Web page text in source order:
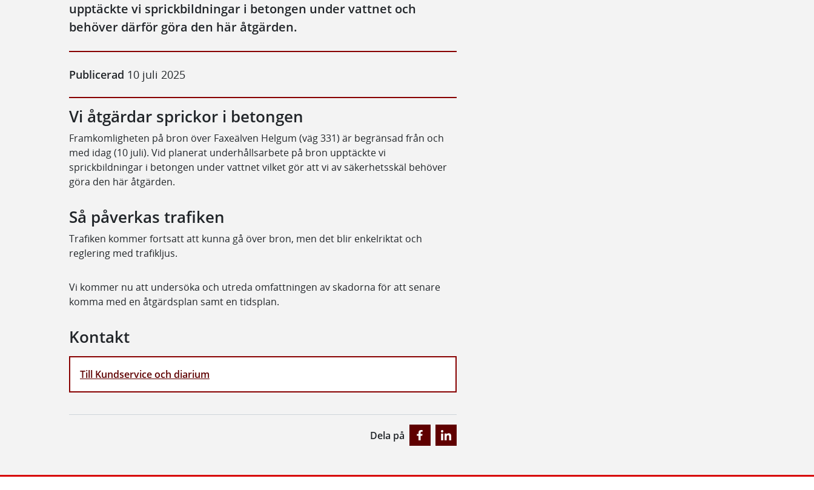
upptäckte vi sprickbildningar i betongen under vattnet och
behöver därför göra den här åtgärden.
Publicerad 10 juli 2025
Vi åtgärdar sprickor i betongen
Framkomligheten på bron över Faxeälven Helgum (väg 331) är begränsad från och
med idag (10 juli). Vid planerat underhållsarbete på bron upptäckte vi
sprickbildningar i betongen under vattnet vilket gör att vi av säkerhetsskäl behöver
göra den här åtgärden.
Så påverkas trafiken
Trafiken kommer fortsatt att kunna gå över bron, men det blir enkelriktat och
reglering med trafikljus.
Vi kommer nu att undersöka och utreda omfattningen av skadorna för att senare
komma med en åtgärdsplan samt en tidsplan.
Kontakt
Till Kundservice och diarium
Dela på